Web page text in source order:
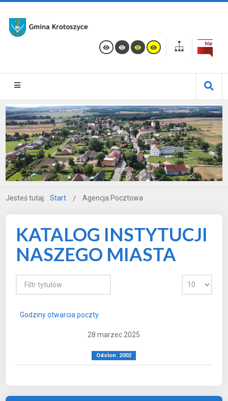
Jesteś tutaj: Start Agencja Pocztowa
KATALOG INSTYTUCJI
NASZEGO MIASTA
Godziny otwarcia poczty
28 marzec 2025
Odsłon: 2002